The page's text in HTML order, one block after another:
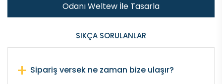
Odanı Weltew İle Tasarla
SIKÇA SORULANLAR
Sipariş versek ne zaman bize ulaşır?